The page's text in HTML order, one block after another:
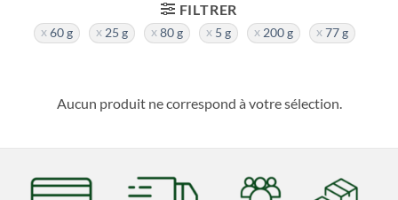
FILTRER
60 g 25 g 80 g 5 g 200 g 77 g
Aucun produit ne correspond à votre sélection.